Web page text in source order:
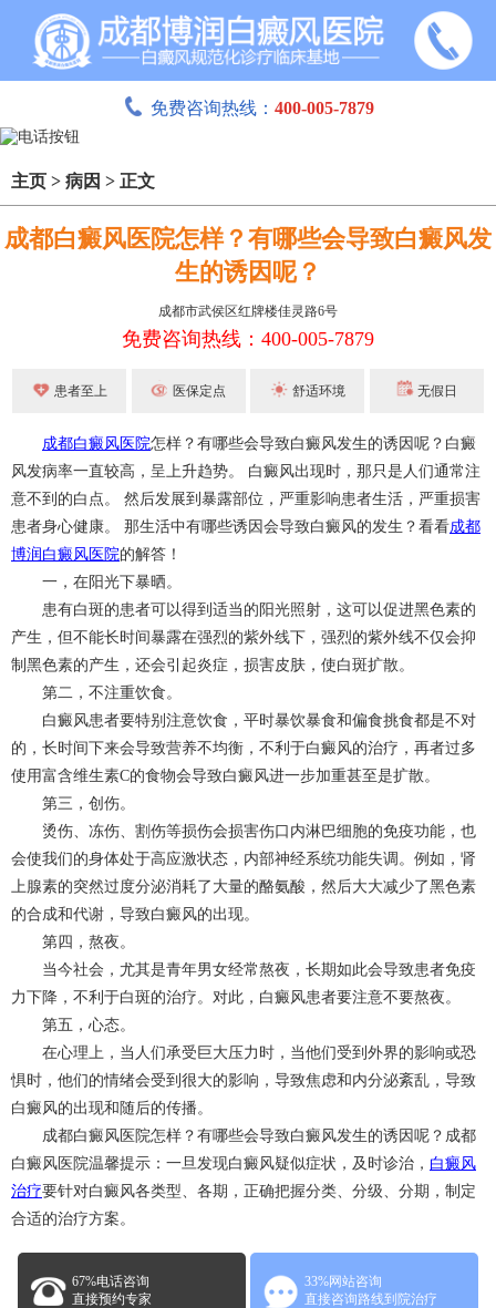
免费咨询热线： 400-005-7879
主页 > 病因 > 正文
成都白癜风医院怎样？有哪些会导致白癜风发
生的诱因呢？
成都市武侯区红牌楼佳灵路6号
免费咨询热线：400-005-7879
患者至上 医保定点 舒适环境 无假日
成都白癜风医院怎样？有哪些会导致白癜风发生的诱因呢？白癜
风发病率一直较高，呈上升趋势。 白癜风出现时，那只是人们通常注
意不到的白点。 然后发展到暴露部位，严重影响患者生活，严重损害
患者身心健康。 那生活中有哪些诱因会导致白癜风的发生？看看成都
博润白癜风医院的解答！
一，在阳光下暴晒。
患有白斑的患者可以得到适当的阳光照射，这可以促进黑色素的
产生，但不能长时间暴露在强烈的紫外线下，强烈的紫外线不仅会抑
制黑色素的产生，还会引起炎症，损害皮肤，使白斑扩散。
第二，不注重饮食。
白癜风患者要特别注意饮食，平时暴饮暴食和偏食挑食都是不对
的，长时间下来会导致营养不均衡，不利于白癜风的治疗，再者过多
使用富含维生素C的食物会导致白癜风进一步加重甚至是扩散。
第三，创伤。
烫伤、冻伤、割伤等损伤会损害伤口内淋巴细胞的免疫功能，也
会使我们的身体处于高应激状态，内部神经系统功能失调。例如，肾
上腺素的突然过度分泌消耗了大量的酪氨酸，然后大大减少了黑色素
的合成和代谢，导致白癜风的出现。
第四，熬夜。
当今社会，尤其是青年男女经常熬夜，长期如此会导致患者免疫
力下降，不利于白斑的治疗。对此，白癜风患者要注意不要熬夜。
第五，心态。
在心理上，当人们承受巨大压力时，当他们受到外界的影响或恐
惧时，他们的情绪会受到很大的影响，导致焦虑和内分泌紊乱，导致
白癜风的出现和随后的传播。
成都白癜风医院怎样？有哪些会导致白癜风发生的诱因呢？成都
白癜风医院温馨提示：一旦发现白癜风疑似症状，及时诊治， 白癜风
治疗要针对白癜风各类型、各期，正确把握分类、分级、分期，制定
合适的治疗方案。
67%电话咨询
直接预约专家
33%网站咨询
直接咨询路线到院治疗